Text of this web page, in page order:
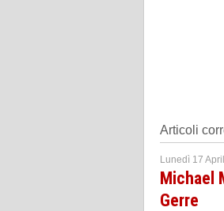
Articoli
Lunedì 17
Michael
Gerre